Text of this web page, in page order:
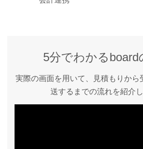
5分でわかるboard
実際の画面を用いて、見積もりから
送するまでの流れを紹介し